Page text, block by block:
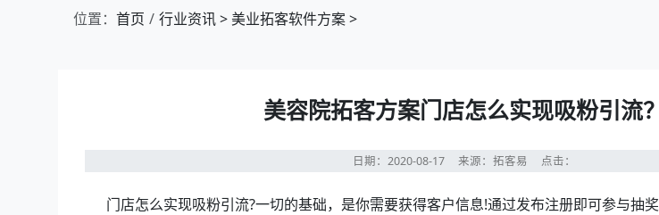
位置： 首页 行业资讯>美业拓客软件方案>
美容院拓客方案门店怎么实现吸粉引流？
日期：2020-08-17来源：拓客易 点击：
门店怎么实现吸粉引流?一切的基础，是你需要获得客户信息!通过发布注册即可参与抽